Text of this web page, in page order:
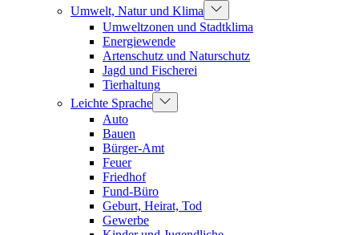
Umwelt, Natur und Klima
Umweltzonen und Stadtklima
Energiewende
Artenschutz und Naturschutz
Jagd und Fischerei
Tierhaltung
Leichte Sprache
Auto
Bauen
Bürger-Amt
Feuer
Friedhof
Fund-Büro
Geburt, Heirat, Tod
Gewerbe